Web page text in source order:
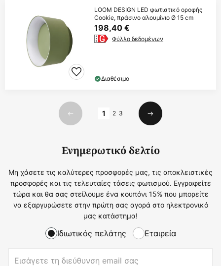
LOOM DESIGN LED φωτιστικό οροφής
Cookie, πράσινο αλουμίνιο Ø 15 cm
198,40 €
Φύλλο δεδομένων
Διαθέσιμο
Προηγούμενο
1 2 3
Επόμενο
Ενημερωτικό δελτίο
Μη χάσετε τις καλύτερες προσφορές μας, τις αποκλειστικές
προσφορές και τις τελευταίες τάσεις φωτισμού. Εγγραφείτε
τώρα και θα σας στείλουμε ένα κουπόνι 15% που μπορείτε
να εξαργυρώσετε στην πρώτη σας αγορά στο ηλεκτρονικό
μας κατάστημα!
Ιδιωτικός πελάτης Εταιρεία